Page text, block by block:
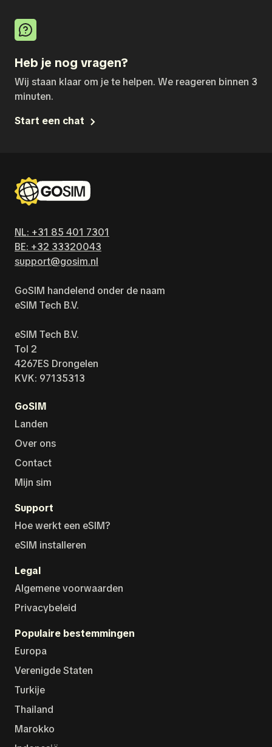
Heb je nog vragen?
Wij staan klaar om je te helpen. We reageren binnen 3
minuten.
Start een chat
NL: +31 85 401 7301
BE: +32 33320043
support@gosim.nl
GoSIM handelend onder de naam
eSIM Tech B.V.
eSIM Tech B.V.
Tol 2
4267ES Drongelen
KVK: 97135313
GoSIM
Landen
Over ons
Contact
Mijn sim
Support
Hoe werkt een eSIM?
eSIM installeren
Legal
Algemene voorwaarden
Privacybeleid
Populaire bestemmingen
Europa
Verenigde Staten
Turkije
Thailand
Marokko